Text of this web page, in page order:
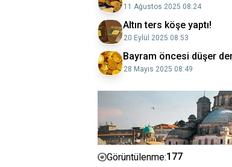
11 Ağustos 2025 08:24
Altın ters köşe yaptı!
20 Eylül 2025 08:53
Bayram öncesi düşer
28 Mayıs 2025 08:49
Görüntülenme:177